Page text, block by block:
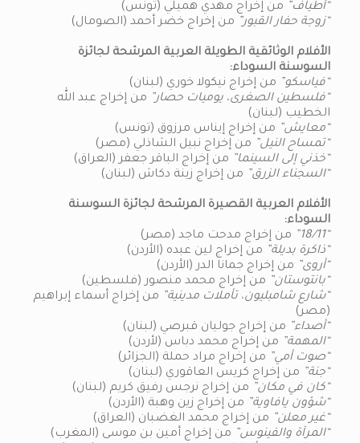
“أطياف” من إخراج مهدي هميلي (تونس)
“زوجة حفار القبور” من إخراج خضر أحمد (الصومال)
الأفلام الوثائقية الطويلة العربية المرشحة لجائزة
السوسنة السوداء:
“فياسكو” من إخراج نيكولا خوري (لبنان)
“فلسطين الصغرى، يوميات حصار” من إخراج عبد الله
الخطيب (لبنان)
“معايش” من إخراج إيناس مرزوق (تونس)
“تمساح النيل” من إخراج نبيل الشاذلي (مصر)
“خذني إلى السينما” من إخراج الباقر جعفر (العراق)
“السجناء الزرق” من إخراج زينة دكاش (لبنان)
الأفلام العربية القصيرة المرشحة لجائزة السوسنة
السوداء:
“18/11”
من إخراج مدحت ماجد (مصر)
“ذاكرة بديلة” من إخراج لين عبده (الأردن)
“أروى” من إخراج جمانا الدر (الأردن)
“بانتوستان” من إخراج محمد منصور (فلسطين)
“شارع شامبليون، تأملات مدينية” من إخراج أسماء إبراهيم
(مصر)
“أصداء” من إخراج جوليان قبرصي (لبنان)
“المهمة” من إخراج محمد دباس (لأردن)
“صوت أمي” من إخراج مراد حملة (الجزائر)
“جنة” من إخراج كريس العاقوري (لبنان)
“كان في مكان” من إخراج نرجس رفيق كريم (لبنان)
“شؤون يافاوية” من إخراج زين وهبة (الأردن)
“غير معلن” من إخراج محمد الغضبان (العراق)
“المرآة والفينوس” من إخراج أمين بن موسى (المغرب)